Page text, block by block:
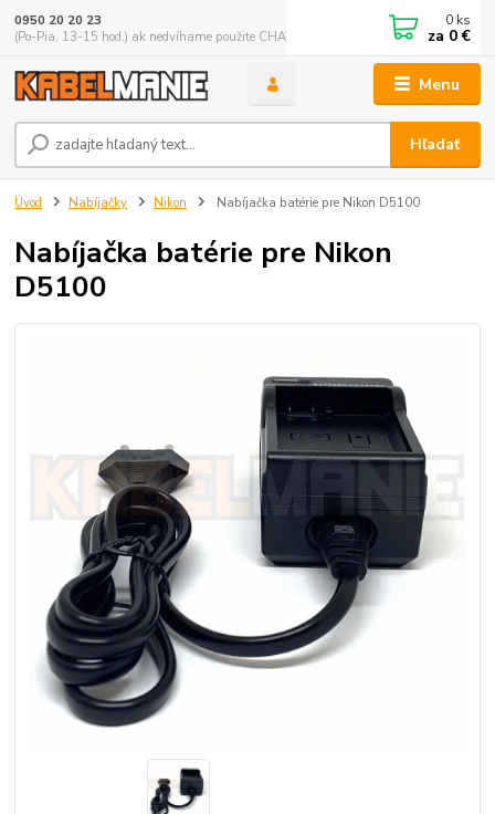
Menu
Hľadať
0950 20 20 23
(Po-Pia, 13-15 hod.) ak nedvíhame použite CHATBOX
0 ks
za 0 €
Úvod Nabíjačky Nikon Nabíjačka batérie pre Nikon D5100
Nabíjačka batérie pre Nikon
D5100